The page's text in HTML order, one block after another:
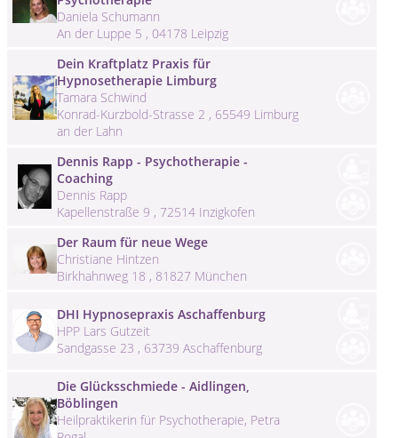
Daniela Schumann
An der Luppe 5 , 04178 Leipzig
Dein Kraftplatz Praxis für
Hypnosetherapie Limburg
Tamara Schwind
Konrad-Kurzbold-Strasse 2 , 65549 Limburg
an der Lahn
Dennis Rapp - Psychotherapie -
Coaching
Dennis Rapp
Kapellenstraße 9 , 72514 Inzigkofen
Der Raum für neue Wege
Christiane Hintzen
Birkhahnweg 18 , 81827 München
DHI Hypnosepraxis Aschaffenburg
HPP Lars Gutzeit
Sandgasse 23 , 63739 Aschaffenburg
Die Glücksschmiede - Aidlingen,
Böblingen
Heilpraktikerin für Psychotherapie, Petra